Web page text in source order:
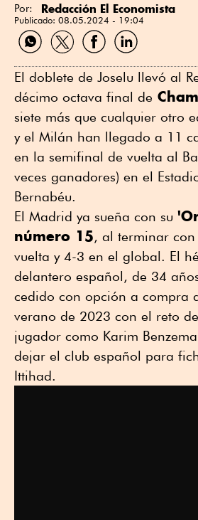
Por: Redacción El Economista
Publicado: 08.05.2024 - 19:04
Compartir
por
Compartir
por
Compartir
por
Compartir
por
El doblete de Joselu llevó al
décimo octava final de
siete más que cualquier otro
y el Milán han llegado a 11
en la semifinal de vuelta al
veces ganadores) en el
Bernabéu.
El Madrid ya sueña con su
número 15, al terminar
vuelta y 4-3 en el global. El
delantero español, de 34
cedido con opción a compra
verano de 2023 con el reto
jugador como Karim
dejar el club español para
Ittihad.